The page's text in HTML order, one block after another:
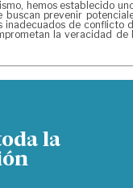
hemos establecido
buscan prevenir
inadecuados de conflicto
la veracidad de
la